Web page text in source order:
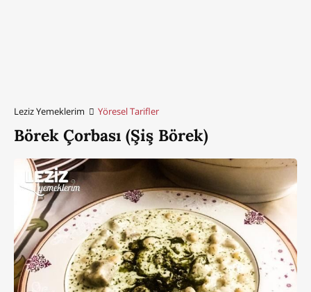
Leziz Yemeklerim Yöresel Tarifler
Börek Çorbası (Şiş Börek)